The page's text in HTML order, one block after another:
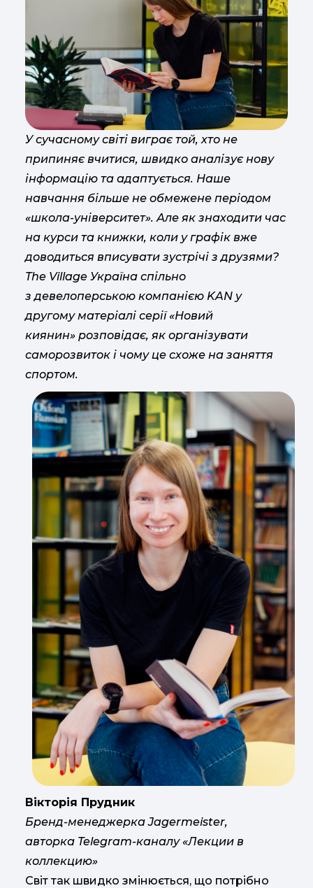
У сучасному світі виграє той, хто не
припиняє вчитися, швидко аналізує нову
інформацію та адаптується. Наше
навчання більше не обмежене періодом
«школа-університет». Але як знаходити час
на курси та книжки, коли у графік вже
доводиться вписувати зустрічі з друзями?
The Village Україна спільно
з девелоперською компанією KAN у
другому матеріалі серії «Новий
киянин» розповідає, як організувати
саморозвиток і чому це схоже на заняття
спортом.
Вікторія Прудник
Бренд-менеджерка Jagermeister,
авторка Telegram-каналу «Лекции в
коллекцию»
Світ так швидко змінюється, що потрібно